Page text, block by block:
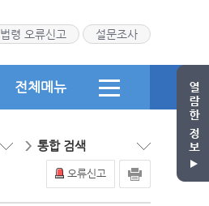
법령 오류신고 설문조사
전체메뉴
통합 검색
오류신고